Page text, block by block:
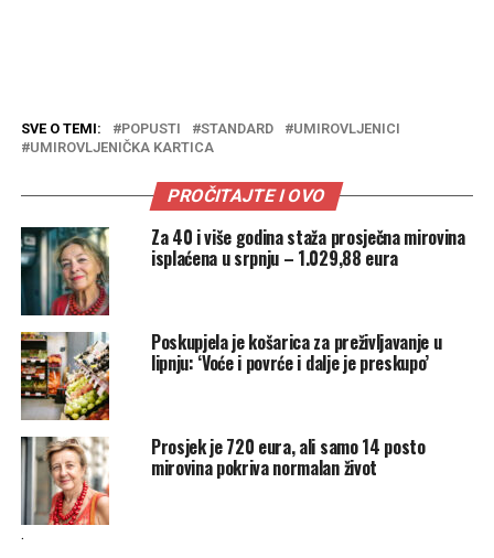
SVE O TEMI: POPUSTI STANDARD
UMIROVLJENICI
UMIROVLJENIČKA KARTICA
PROČITAJTE I OVO
Za 40 i više godina staža prosječna mirovina
isplaćena u srpnju – 1.029,88 eura
Poskupjela je košarica za preživljavanje u
lipnju: ‘Voće i povrće i dalje je preskupo’
Prosjek je 720 eura, ali samo 14 posto
mirovina pokriva normalan život
.